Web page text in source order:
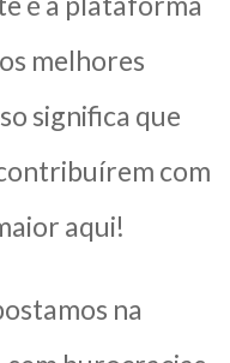
melhores
significa que
com
aqui!
na